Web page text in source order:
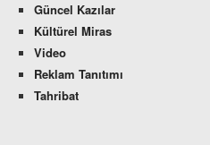
Güncel Kazılar
Kültürel Miras
Video
Reklam Tanıtımı
Tahribat